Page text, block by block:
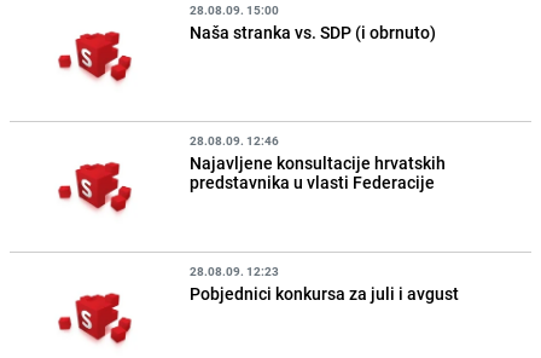
28.08.09. 15:00
Naša stranka vs. SDP (i obrnuto)
28.08.09. 12:46
Najavljene konsultacije hrvatskih
predstavnika u vlasti Federacije
28.08.09. 12:23
Pobjednici konkursa za juli i avgust